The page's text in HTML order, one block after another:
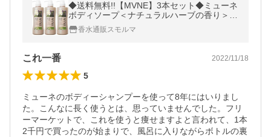
◆送料無料!!【MVNE】3本セット◆ミューネ
ボディソープ＜ナチュラルハーブの香り＞ 6
00mlX3本セット◆
香水通販スモルマ
これ一番 2022/11/18
5
ミューネのボディーシャンプーを使って8年にはいりまし
た。こんなに長く使うとは、思っていませんでした。フリ
ーマーケットで、これを使うと痩せますよと言われて、1本
2千円で買ったのが始まりで、風呂に入りながらボトルの裏